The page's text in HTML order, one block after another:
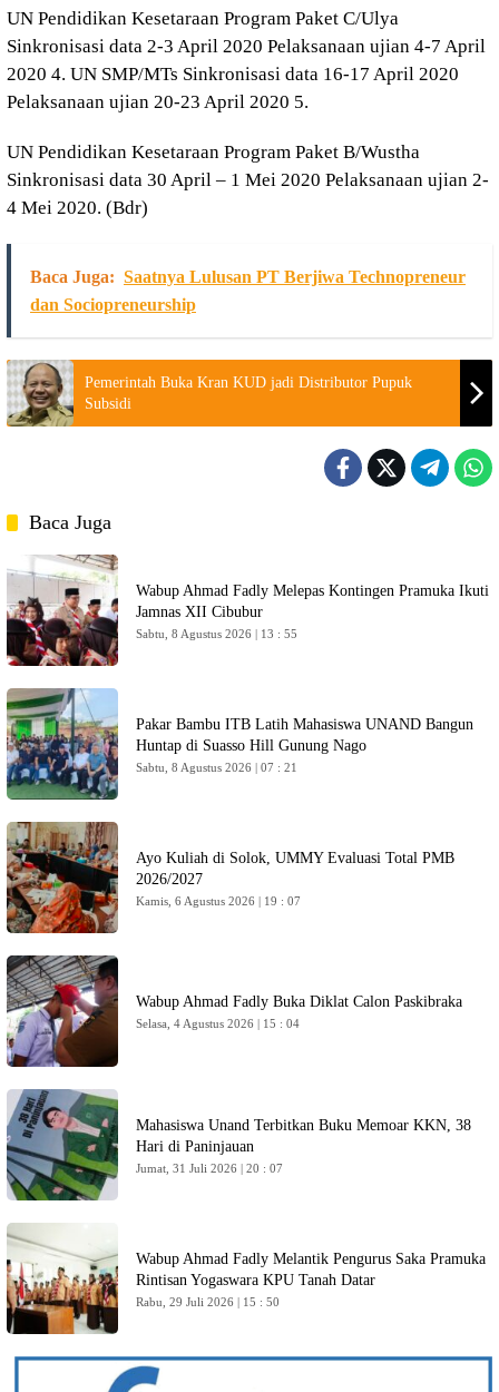
UN Pendidikan Kesetaraan Program Paket C/Ulya
Sinkronisasi data 2-3 April 2020 Pelaksanaan ujian 4-7 April
2020 4. UN SMP/MTs Sinkronisasi data 16-17 April 2020
Pelaksanaan ujian 20-23 April 2020 5.
UN Pendidikan Kesetaraan Program Paket B/Wustha
Sinkronisasi data 30 April – 1 Mei 2020 Pelaksanaan ujian 2-
4 Mei 2020. (Bdr)
Baca Juga: Saatnya Lulusan PT Berjiwa Technopreneur
dan Sociopreneurship
Pemerintah Buka Kran KUD jadi Distributor Pupuk
Subsidi
Baca Juga
Wabup Ahmad Fadly Melepas Kontingen Pramuka Ikuti
Jamnas XII Cibubur
Sabtu, 8 Agustus 2026 | 13 : 55
Pakar Bambu ITB Latih Mahasiswa UNAND Bangun
Huntap di Suasso Hill Gunung Nago
Sabtu, 8 Agustus 2026 | 07 : 21
Ayo Kuliah di Solok, UMMY Evaluasi Total PMB
2026/2027
Kamis, 6 Agustus 2026 | 19 : 07
Wabup Ahmad Fadly Buka Diklat Calon Paskibraka
Selasa, 4 Agustus 2026 | 15 : 04
Mahasiswa Unand Terbitkan Buku Memoar KKN, 38
Hari di Paninjauan
Jumat, 31 Juli 2026 | 20 : 07
Wabup Ahmad Fadly Melantik Pengurus Saka Pramuka
Rintisan Yogaswara KPU Tanah Datar
Rabu, 29 Juli 2026 | 15 : 50